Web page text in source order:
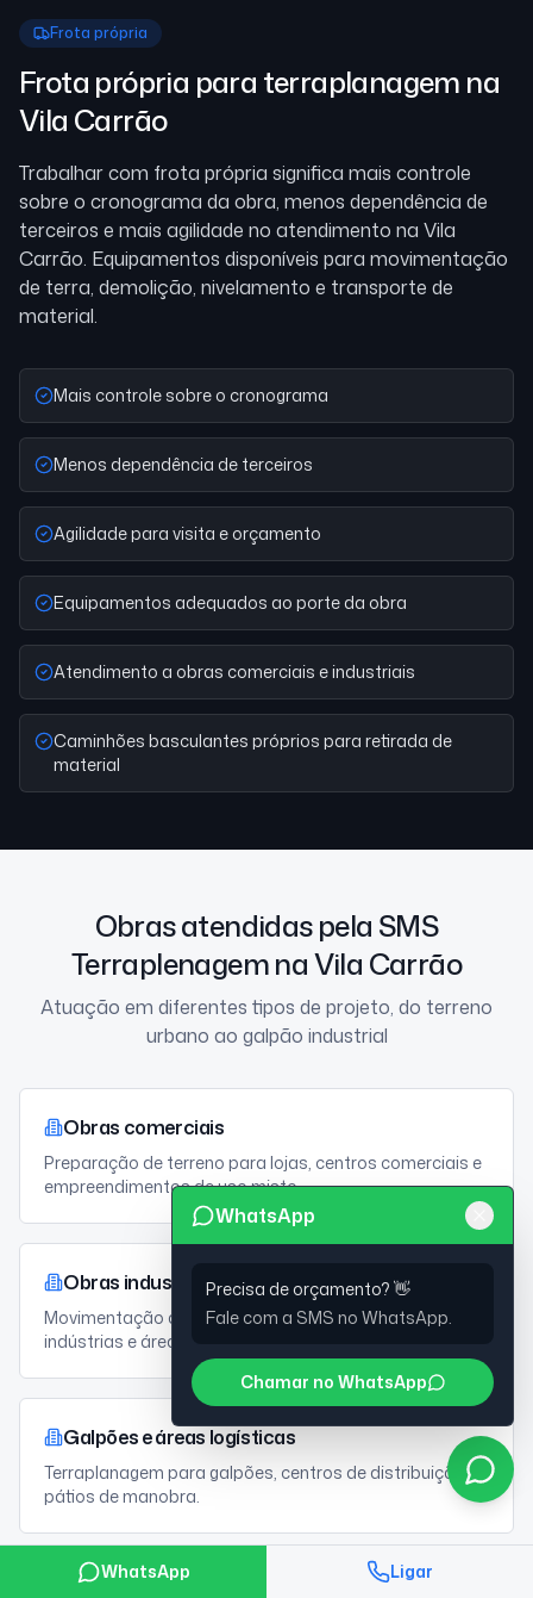
Frota própria
Frota própria para terraplanagem na
Vila Carrão
Trabalhar com frota própria significa mais controle
sobre o cronograma da obra, menos dependência de
terceiros e mais agilidade no atendimento na Vila
Carrão. Equipamentos disponíveis para movimentação
de terra, demolição, nivelamento e transporte de
material.
Mais controle sobre o cronograma
Menos dependência de terceiros
Agilidade para visita e orçamento
Equipamentos adequados ao porte da obra
Atendimento a obras comerciais e industriais
Caminhões basculantes próprios para retirada de
material
Obras atendidas pela SMS
Terraplenagem na Vila Carrão
Atuação em diferentes tipos de projeto, do terreno
urbano ao galpão industrial
Obras comerciais
Preparação de terreno para lojas, centros comerciais e
empreendimentos de uso misto.
Obras industriais
Movimentação de terra e nivelamento para fábricas,
indústrias e áreas produtivas.
Galpões e áreas logísticas
Terraplanagem para galpões, centros de distribuição e
pátios de manobra.
Estacionamentos
WhatsApp
Precisa de orçamento? 👋
Fale com a SMS no WhatsApp.
Chamar no WhatsApp
WhatsApp Ligar